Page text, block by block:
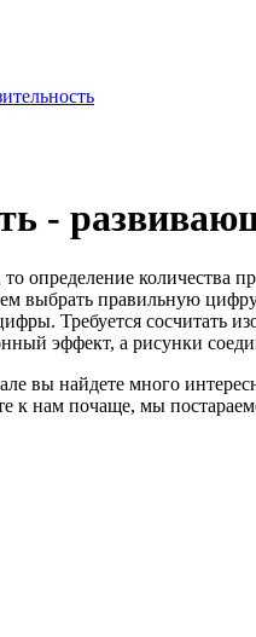
-
определение количества
выбрать правильную
Требуется сосчитать
эффект, а рисунки
вы найдете много
к нам почаще, мы